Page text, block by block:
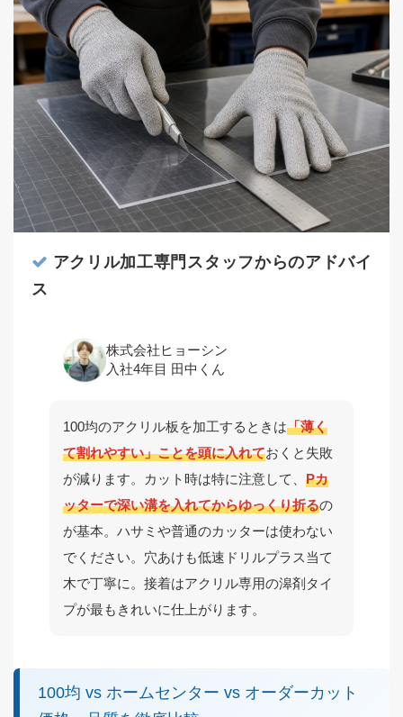
アクリル加工専門スタッフからのアドバイ
ス
株式会社ヒョーシン
入社4年目 田中くん
100均のアクリル板を加工するときは「薄く
て割れやすい」ことを頭に入れておくと失敗
が減ります。カット時は特に注意して、 Pカ
ッターで深い溝を入れてからゆっくり折るの
が基本。ハサミや普通のカッターは使わない
でください。穴あけも低速ドリルプラス当て
木で丁寧に。接着はアクリル専用の滜剤タイ
プが最もきれいに仕上がります。
100均 vs ホームセンター vs オーダーカット